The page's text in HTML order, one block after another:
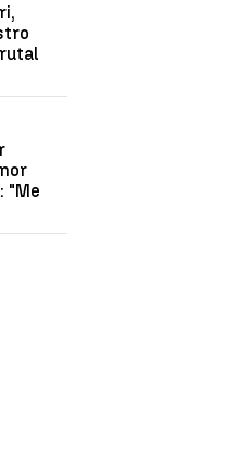
"Me